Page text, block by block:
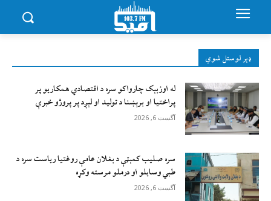
ډېر لوستل شوي
له اوزبېک چارواکو سره د اقتصادي همکاریو پر
پراختیا او برېښنا د تولید او لېږد پر پروژو خبرې
آگست 6, 2026
سره صلیب کمېټې د بغلان عامې روغتیا ریاست سره د
طبي وسایلو او درملو مرسته وکړه
آگست 6, 2026